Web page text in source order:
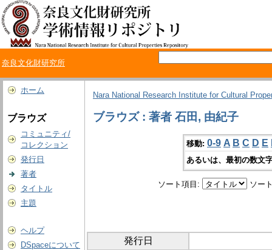
奈良文化財研究所
ホーム
ブラウズ
コミュニティ/
コレクション
発行日
著者
タイトル
主題
ヘルプ
DSpaceについて
Nara National Research Institute for Cultural
ブラウズ : 著者 石田, 由紀子
移動: 0-9 A B C D E
あるいは、最初の数文
ソート項目: ソー
発行日